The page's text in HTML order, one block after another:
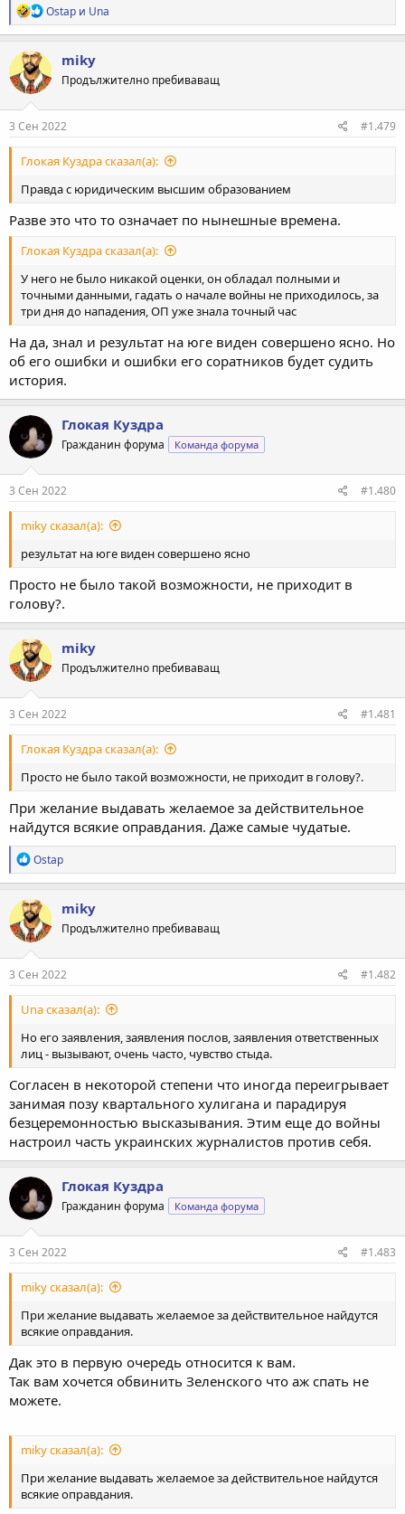
Р
е
а
ц
и
:
Ostap и Una
miky
Продължително пребиваващ
3 Сен 2022 #1.479
Глокая Куздра сказал(а):
Правда с юридическим высшим образованием
Разве это что то означает по нынешные времена.
Глокая Куздра сказал(а):
У него не было никакой оценки, он обладал полными и
точными данными, гадать о начале войны не приходилось, за
три дня до нападения, ОП уже знала точный час
На да, знал и результат на юге виден совершено ясно. Но
об его ошибки и ошибки его соратников будет судить
история.
Глокая Куздра
Гражданин форума Команда форума
3 Сен 2022 #1.480
miky сказал(а):
результат на юге виден совершено ясно
Просто не было такой возможности, не приходит в
голову?.
miky
Продължително пребиваващ
3 Сен 2022 #1.481
Глокая Куздра сказал(а):
Просто не было такой возможности, не приходит в голову?.
При желание выдавать желаемое за действительное
найдутся всякие оправдания. Даже самые чудатые.
Р
е
а
к
ц
и
и
:
Ostap
miky
Продължително пребиваващ
3 Сен 2022 #1.482
Una сказал(а):
Но его заявления, заявления послов, заявления ответственных
лиц - вызывают, очень часто, чувство стыда.
Согласен в некоторой степени что иногда переигрывает
занимая позу квартального хулигана и парадируя
безцеремонностью высказывания. Этим еще до войны
настроил часть украинских журналистов против себя.
Глокая Куздра
Гражданин форума Команда форума
3 Сен 2022 #1.483
miky сказал(а):
При желание выдавать желаемое за действительное найдутся
всякие оправдания.
Дак это в первую очередь относится к вам.
Так вам хочется обвинить Зеленского что аж спать не
можете.
miky сказал(а):
При желание выдавать желаемое за действительное найдутся
всякие оправдания.